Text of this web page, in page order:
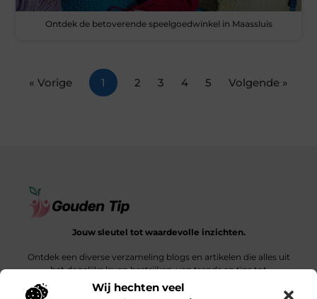
Wij hechten veel
Ontdek de betoverende speelgoedwinkel in Maassluis
« Vorige 1 2 3 4 5 Volgende »
Jouw sleutel tot waardevolle inzichten.
Ontdek een diverse verzameling blogs en artikelen die alles uit
het dagelijks leven bestrijken, van trends en tips tot
diepgaande verhalen.